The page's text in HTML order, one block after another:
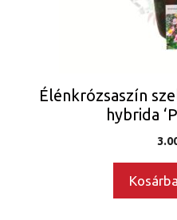
Élénkrózsaszín
hybrida